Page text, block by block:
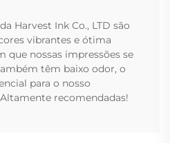
Harvest Ink Co., LTD são
vibrantes e ótima
que nossas impressões se
têm baixo odor, o
para o nosso
recomendadas!